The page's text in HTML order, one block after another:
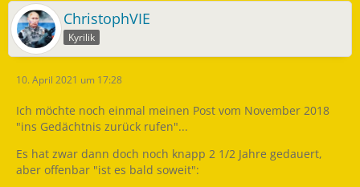
ChristophVIE
Kyrilik
10. April 2021 um 17:28
Ich möchte noch einmal meinen Post vom November 2018
"ins Gedächtnis zurück rufen"...
Es hat zwar dann doch noch knapp 2 1/2 Jahre gedauert,
aber offenbar "ist es bald soweit":